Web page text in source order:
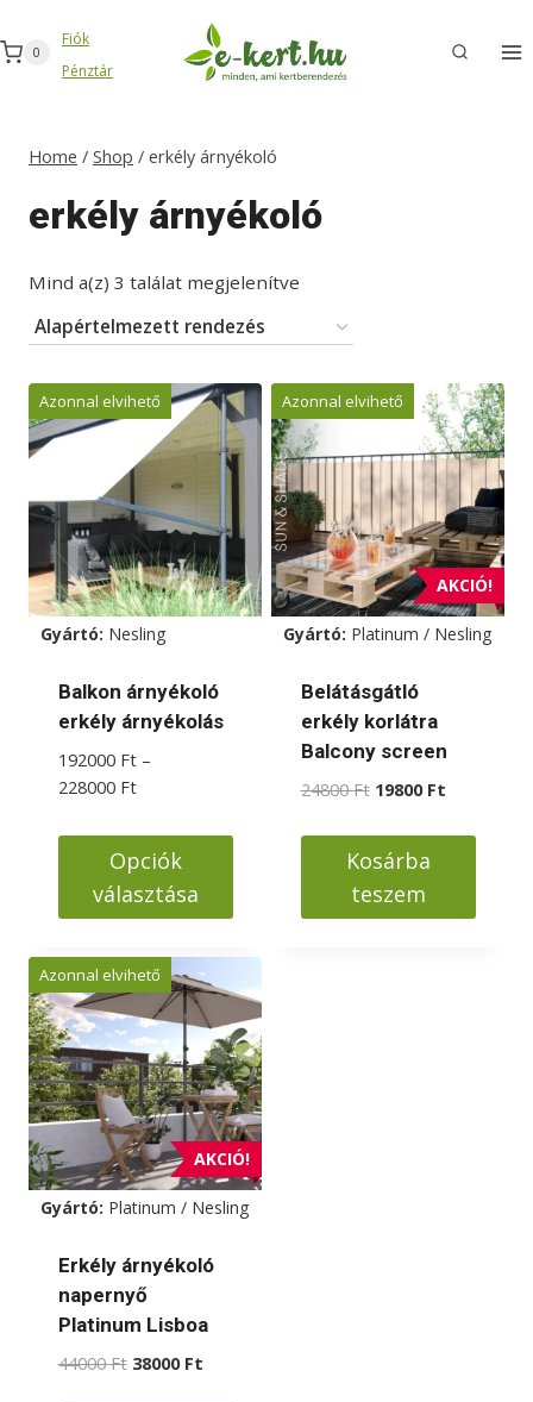
to
content
0
Fiók
Pénztár
Home / Shop / erkély árnyékoló
erkély árnyékoló
Mind a(z) 3 találat megjelenítve
Azonnal elvihető
Gyártó: Nesling
Balkon árnyékoló
erkély árnyékolás
192000 Ft –
228000 FtÁrtartomány:
-
228000 Ft
Opciók
választása
a
terméknek
több
variációja
van.
A
változatok
a
termékoldalon
választhatók
ki
AKCIÓ!
Azonnal elvihető
Gyártó: Platinum / Nesling
Belátásgátló
erkély korlátra
Balcony screen
24800Ft Original
was:
24800 Ft.
19800 FtCurrent
is:
Kosárba
teszem
AKCIÓ!
Azonnal elvihető
Gyártó: Platinum / Nesling
Erkély árnyékoló
napernyő
Platinum Lisboa
44000Ft Original
38000 FtCurrent